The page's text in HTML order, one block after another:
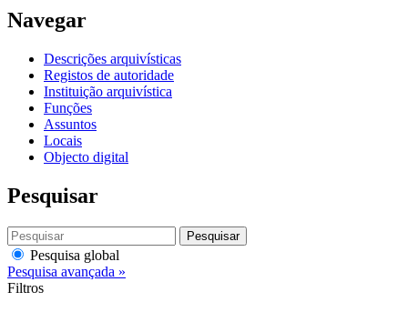
Navegar
Descrições arquivísticas
Registos de autoridade
Instituição arquivística
Funções
Assuntos
Locais
Objecto digital
Pesquisar
Pesquisar
Pesquisa global
Pesquisa avançada »
Filtros